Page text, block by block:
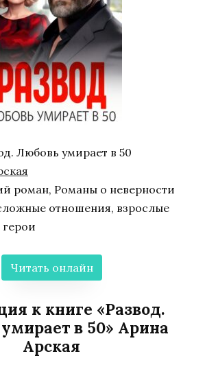
Любовь умирает в 50
роман, Романы о неверности
отношения, взрослые
Читать онлайн
к книге «Развод.
в 50» Арина
Арская